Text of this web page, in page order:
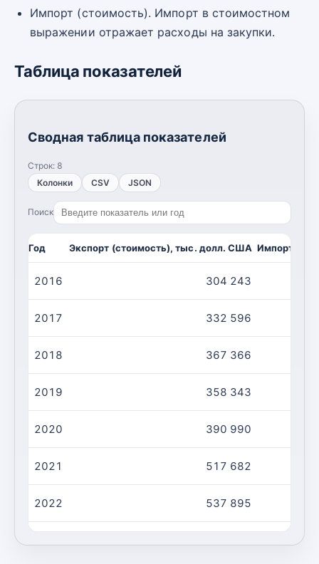
Импорт (стоимость). Импорт в стоимостном
выражении отражает расходы на закупки.
Таблица показателей
Сводная таблица показателей
Строк: 8
Колонки
CSV JSON
Поиск
Год Экспорт (стоимость), тыс. долл. США Импорт
2016 304 243
2017 332 596
2018 367 366
2019 358 343
2020 390 990
2021 517 682
2022 537 895